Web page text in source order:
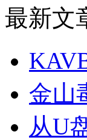
最新文
金山
从U